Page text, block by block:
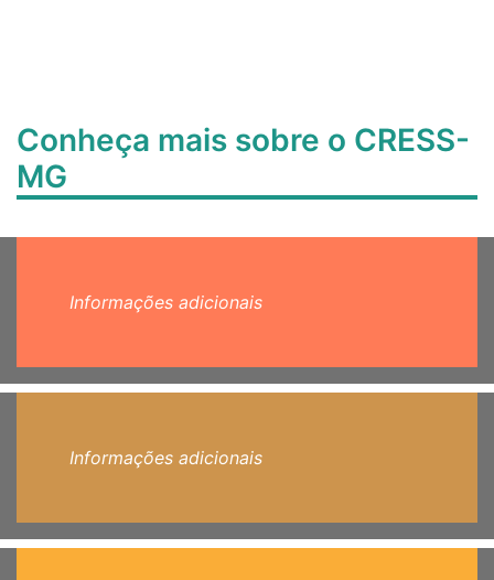
Conheça mais sobre o CRESS-
MG
Informações adicionais
Informações adicionais